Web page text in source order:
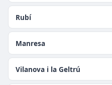
Rubí
Manresa
Vilanova i la Geltrú